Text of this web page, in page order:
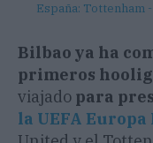
España: Tottenham
Bilbao ya ha
primeros
viajado para
la UEFA Europa